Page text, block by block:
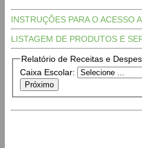
INSTRUÇÕES PARA O ACESSO
LISTAGEM DE PRODUTOS E
Relatório de Receitas e
Caixa Escolar: